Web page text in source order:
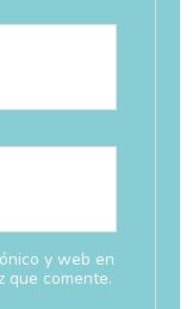
y web en
que comente.